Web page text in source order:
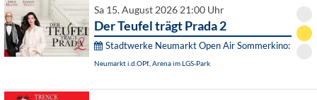
Sa 15. August 2026 21:00 Uhr
Der Teufel trägt Prada 2
Stadtwerke Neumarkt Open Air Sommerkino:
Neumarkt i.d.OPf., Arena im LGS-Park